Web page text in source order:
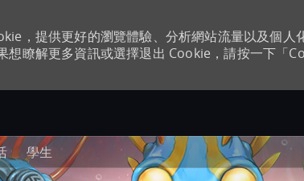
，提供更好的瀏覽體驗、分析網站流量以及個人
瞭解更多資訊或選擇退出 Cookie，請按一下「
學生